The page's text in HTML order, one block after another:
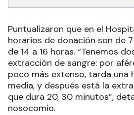
Puntualizaron que en el
horarios de donación son de
de 14 a 16 horas. “Tenemos
extracción de sangre: por
poco más extenso, tarda una
media, y después está la
que dura 20, 30 minutos”,
nosocomio.